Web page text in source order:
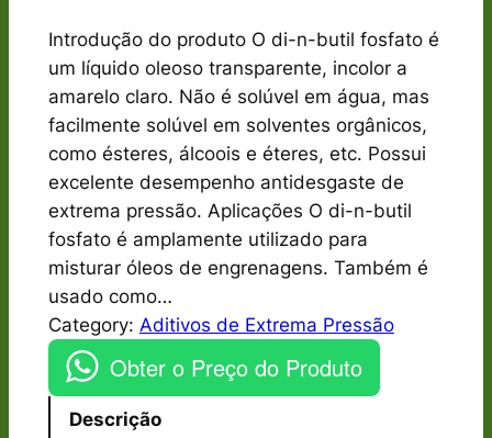
Introdução do produto O di-n-butil fosfato é
um líquido oleoso transparente, incolor a
amarelo claro. Não é solúvel em água, mas
facilmente solúvel em solventes orgânicos,
como ésteres, álcoois e éteres, etc. Possui
excelente desempenho antidesgaste de
extrema pressão. Aplicações O di-n-butil
fosfato é amplamente utilizado para
misturar óleos de engrenagens. Também é
usado como…
Category: Aditivos de Extrema Pressão
Obter o Preço do Produto
Descrição